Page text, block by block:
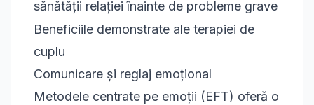
sănătății relației înainte de probleme grave
Beneficiile demonstrate ale terapiei de
cuplu
Comunicare și reglaj emoțional
Metodele centrate pe emoții (EFT) oferă o